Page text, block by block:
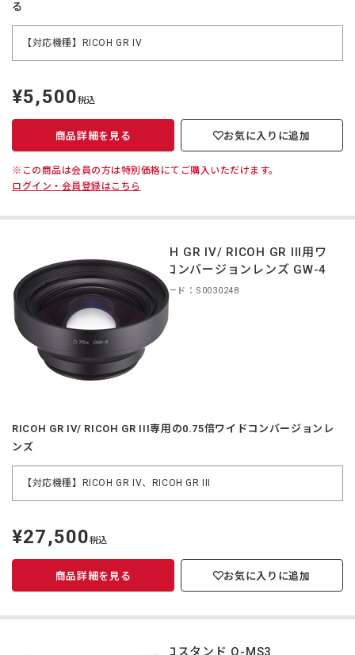
る
【対応機種】RICOH GR IV
定
価
¥5,500税込
商品詳細を見る お気に入りに追加
※この商品は会員の方は特別価格にてご購入いただけます。
ログイン・会員登録はこちら
RICOH GR IV/ RICOH GR III用ワ
イドコンバージョンレンズ GW-4
商品コード：S0030248
RICOH GR IV/ RICOH GR III専用の0.75倍ワイドコンバージョンレ
ンズ
【対応機種】RICOH GR IV、RICOH GR III
定
価
¥27,500税込
商品詳細を見る お気に入りに追加
マクロスタンド O-MS3